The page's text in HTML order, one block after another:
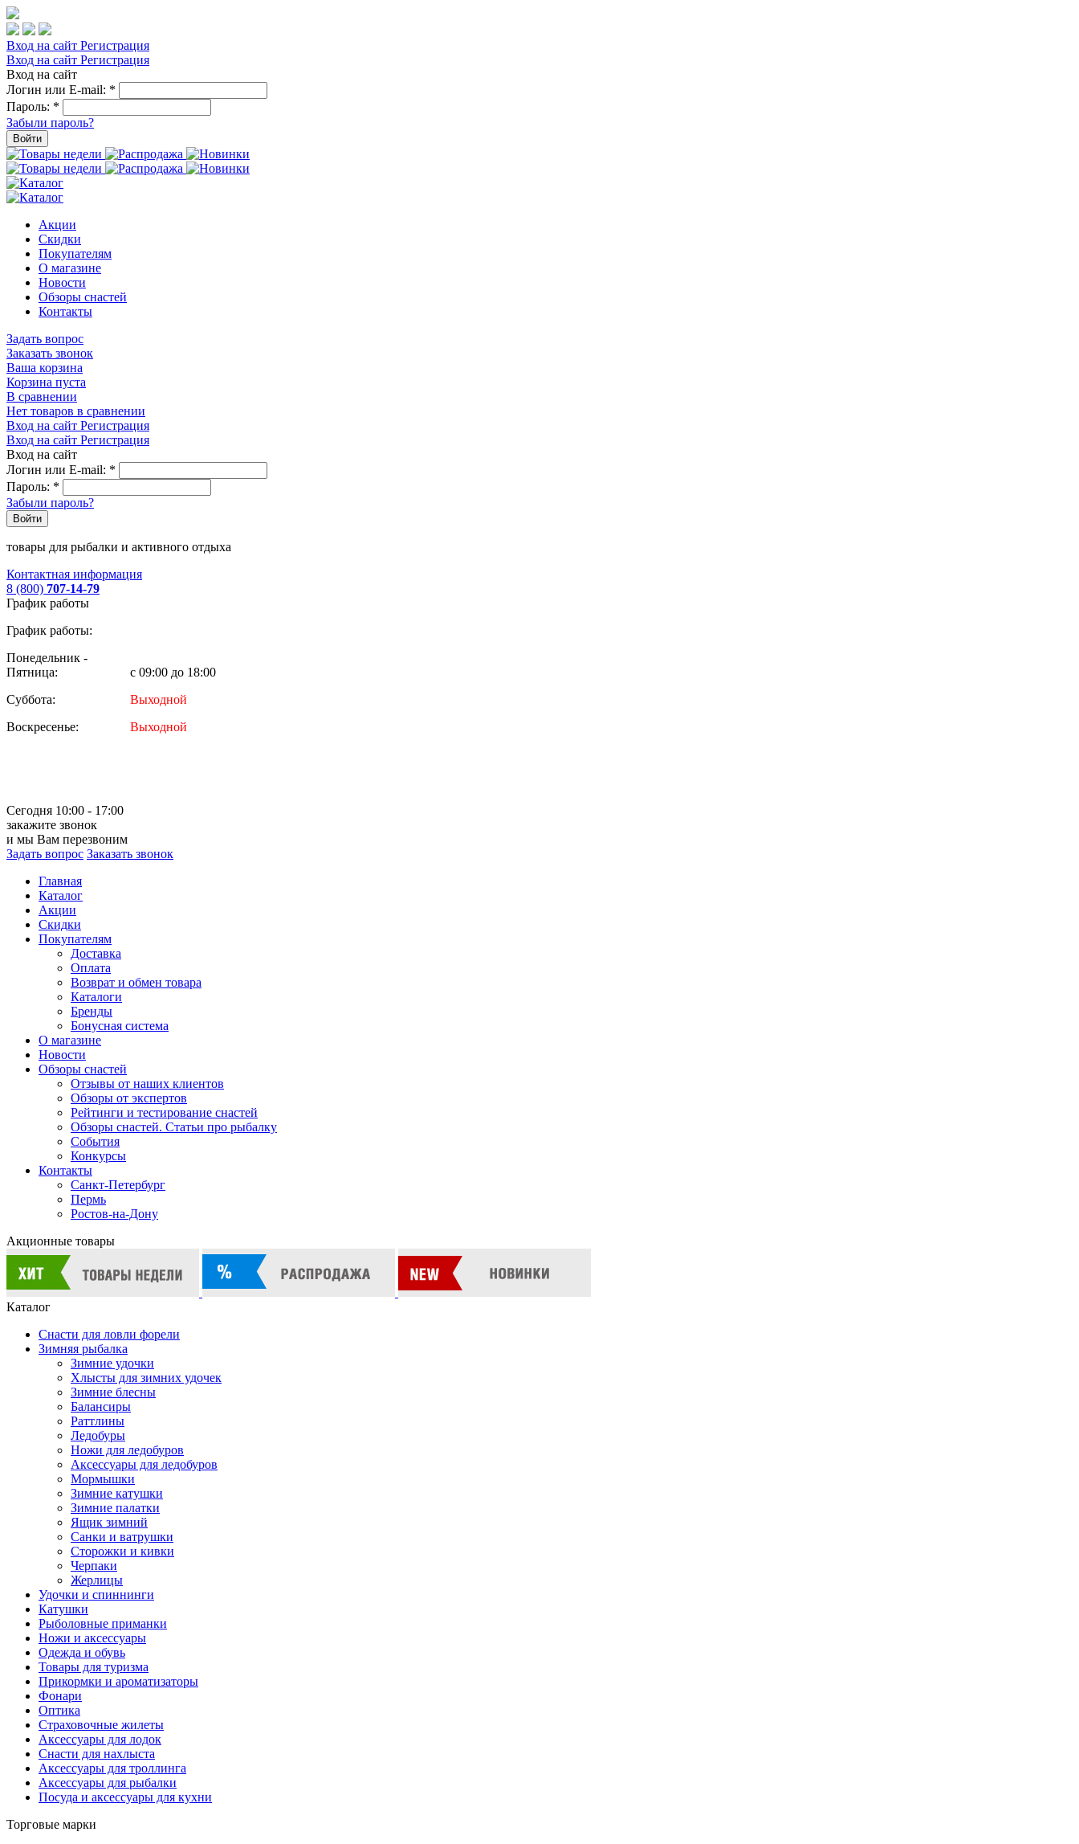
Вход на сайт Регистрация
Вход на сайт Регистрация
Вход на сайт
Логин или E-mail: *
Пароль: *
Забыли пароль?
Войти
Акции
Скидки
Покупателям
О магазине
Новости
Обзоры снастей
Контакты
Задать вопрос
Заказать звонок
Ваша корзина
Корзина пуста
В сравнении
Нет товаров в сравнении
Вход на сайт Регистрация
Вход на сайт Регистрация
Вход на сайт
Логин или E-mail: *
Пароль: *
Забыли пароль?
Войти
товары для рыбалки и активного отдыха
Контактная информация
8 (800) 707-14-79
График работы
График работы:
Понедельник -
Пятница:
с 09:00 до 18:00
Суббота:
Выходной
Воскресенье:
Выходной
Сегодня 10:00 - 17:00
закажите звонок
и мы Вам перезвоним
Задать вопрос Заказать звонок
Главная
Каталог
Акции
Скидки
Покупателям
Доставка
Оплата
Возврат и обмен товара
Каталоги
Бренды
Бонусная система
О магазине
Новости
Обзоры снастей
Отзывы от наших клиентов
Обзоры от экспертов
Рейтинги и тестирование снастей
Обзоры снастей. Статьи про рыбалку
События
Конкурсы
Контакты
Санкт-Петербург
Пермь
Ростов-на-Дону
Акционные товары
Каталог
Снасти для ловли форели
Зимняя рыбалка
Зимние удочки
Хлысты для зимних удочек
Зимние блесны
Балансиры
Раттлины
Ледобуры
Ножи для ледобуров
Аксессуары для ледобуров
Мормышки
Зимние катушки
Зимние палатки
Ящик зимний
Санки и ватрушки
Сторожки и кивки
Черпаки
Жерлицы
Удочки и спиннинги
Катушки
Рыболовные приманки
Ножи и аксессуары
Одежда и обувь
Товары для туризма
Прикормки и ароматизаторы
Фонари
Оптика
Страховочные жилеты
Аксессуары для лодок
Снасти для нахлыста
Аксессуары для троллинга
Аксессуары для рыбалки
Посуда и аксессуары для кухни
Торговые марки